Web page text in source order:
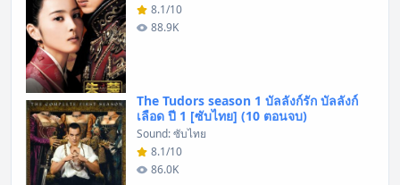
8.1/10
88.9K
The Tudors season 1 บัลลังก์รัก บัลลังก์
เลือด ปี 1 [ซับไทย] (10 ตอนจบ)
Sound: ซับไทย
8.1/10
86.0K